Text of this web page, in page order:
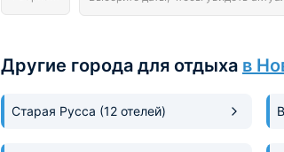
Другие города для отдыха в
Старая Русса (12 отелей)